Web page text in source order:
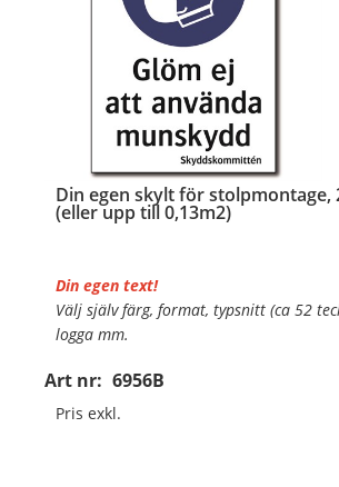
Din egen skylt för stolpmontage,
(eller upp till 0,13m2)
Art nr: 6956B
Din egen text!
Välj själv färg, format, typsnitt (ca 52
logga mm.
Material:Kantvikt aluminium, 2mm
Mått:297x420mm (eller annat mått
Pris exkl.